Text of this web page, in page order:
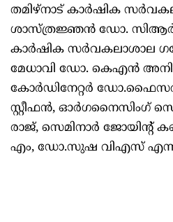
തമിഴ്നാട് കാർഷിക
ശാസ്ത്രജ്ഞൻ ഡോ. സിആർ
കാർഷിക സർവകലാശാല
മേധാവി ഡോ. കെഎൻ
കോർഡിനേറ്റർ
സ്റ്റീഫൻ, ഓർഗനൈസിംഗ്
രാജ്, സെമിനാർ
എം, ഡോ.സുഷ വിഎസ്